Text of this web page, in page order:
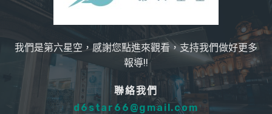
我們是第六星空，感謝您點進來觀看，支持我們做好更多
報導!!
聯絡我們
d6star66@gmail.com